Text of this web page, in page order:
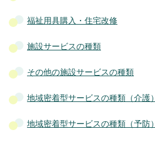
福祉用具購入・住宅改修
施設サービスの種類
その他の施設サービスの種類
地域密着型サービスの種類（介護）
地域密着型サービスの種類（予防）